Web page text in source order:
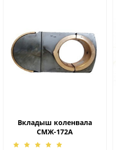
Вкладыш коленвала
СМЖ-172А